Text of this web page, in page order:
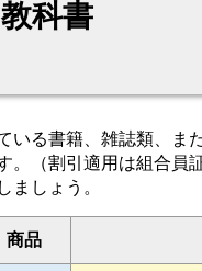
科書
いる書籍、雑誌類、ま
。（割引適用は組合員
ましょう。
商品